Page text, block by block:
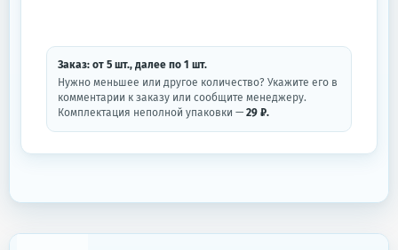
Заказ: от 5 шт., далее по 1 шт.
Нужно меньшее или другое количество? Укажите его в
комментарии к заказу или сообщите менеджеру.
Комплектация неполной упаковки — 29 ₽.